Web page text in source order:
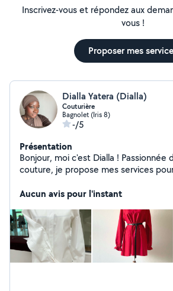
Inscrivez-vous et répondez aux
vous !
Proposer mes
Dialla Yatera (Dialla)
Couturière
Bagnolet (Iris 8)
-/5
Présentation
Bonjour, moi c'est Dialla ! Passionnée
couture, je propose mes services pour : Retouches
reprises, etc.) Confections simples ou personnalisées
pour donner une seconde vie à vos
en métiers de la mode et avec
d'expérience, je travaille avec soin et
N'hésitez pas à me contacter, je
Aucun avis pour l'instant